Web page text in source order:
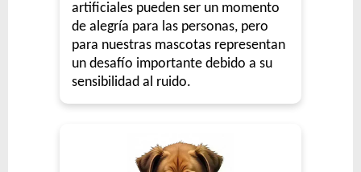
artificiales pueden ser un momento
de alegría para las personas, pero
para nuestras mascotas representan
un desafío importante debido a su
sensibilidad al ruido.